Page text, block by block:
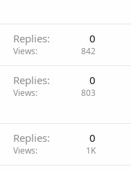
Replies 0
Views 842
Replies 0
Views 803
Replies 0
Views 1K